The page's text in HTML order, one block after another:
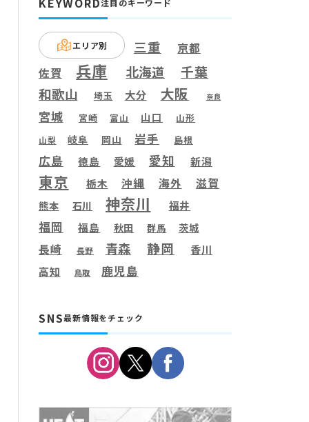
注目のキーワード
エリア別 三重 京都
佐賀 兵庫 北海道 千葉
和歌山 埼玉 大分 大阪 奈良
宮城 宮崎 富山 山口 山形
山梨 岐阜 岡山 岩手 島根
広島 徳島 愛媛 愛知 新潟
東京 栃木 沖縄 海外 滋賀
熊本 石川 神奈川 福井
福岡 福島 秋田 群馬 茨城
長崎 長野 青森 静岡 香川
高知 鳥取 鹿児島
SNS最新情報をチェック